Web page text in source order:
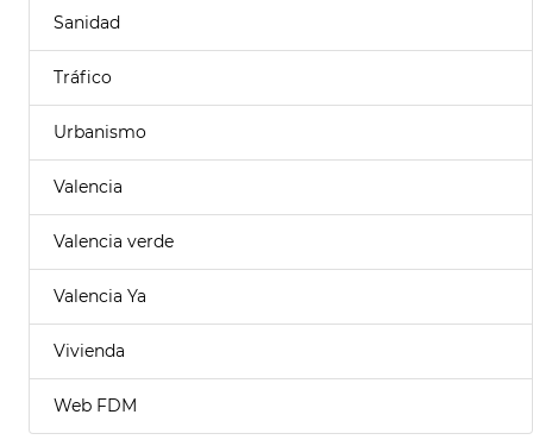
Sanidad
Tráfico
Urbanismo
Valencia
Valencia verde
Valencia Ya
Vivienda
Web FDM